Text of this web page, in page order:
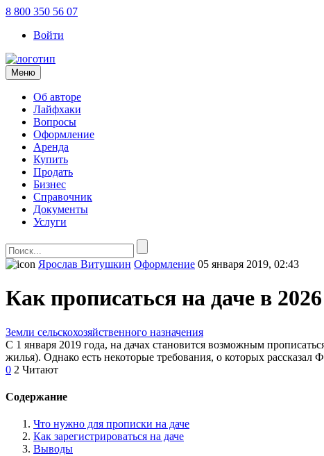
8 800 350 56 07
Войти
Меню
Об авторе
Лайфхаки
Вопросы
Оформление
Аренда
Купить
Продать
Бизнес
Справочник
Документы
Услуги
Ярослав Витушкин Оформление 05 января 2019, 02:43
Как прописаться на даче в
Земли сельскохозяйственного назначения
С 1 января 2019 года, на дачах становится возможным
жилья). Однако есть некоторые требования, о которых
0 2 Читают
Содержание
Что нужно для прописки на даче
Как зарегистрироваться на даче
Выводы